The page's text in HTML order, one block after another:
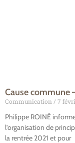
Cause commune
Communication 7
Philippe ROINÉ
l’organisation de
la rentrée 2021 et pour